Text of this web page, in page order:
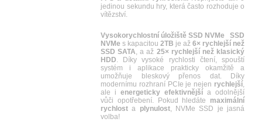
jedinou sekundu hry, která často rozhoduje o
vítězství.
Vysokorychlostní úložiště SSD NVMe
SSD
NVMe s kapacitou 2TB je až 6× rychlejší než
SSD SATA, a až 25× rychlejší než klasický
HDD. Díky vysoké rychlosti čtení, spouští
systém i aplikace prakticky okamžitě a
umožňuje bleskový přenos dat. Díky
modernímu rozhraní PCIe je nejen rychlejší,
ale i energeticky efektivnější a odolnější
vůči opotřebení. Pokud hledáte maximální
rychlost a plynulost, NVMe SSD je jasná
volba!